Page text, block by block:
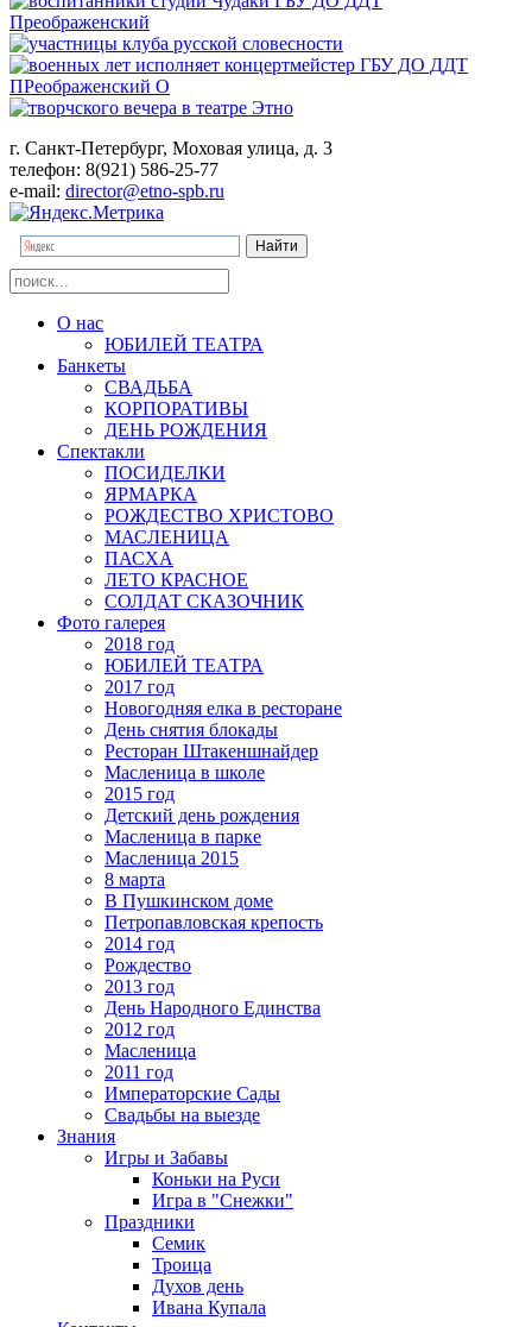
г. Санкт-Петербург, Моховая улица, д. 3
телефон: 8(921) 586-25-77
e-mail: director@etno-spb.ru
О нас
ЮБИЛЕЙ ТЕАТРА
Банкеты
СВАДЬБА
КОРПОРАТИВЫ
ДЕНЬ РОЖДЕНИЯ
Спектакли
ПОСИДЕЛКИ
ЯРМАРКА
РОЖДЕСТВО ХРИСТОВО
МАСЛЕНИЦА
ПАСХА
ЛЕТО КРАСНОЕ
СОЛДАТ СКАЗОЧНИК
Фото галерея
2018 год
ЮБИЛЕЙ ТЕАТРА
2017 год
Новогодняя елка в ресторане
День снятия блокады
Ресторан Штакеншнайдер
Масленица в школе
2015 год
Детский день рождения
Масленица в парке
Масленица 2015
8 марта
В Пушкинском доме
Петропавловская крепость
2014 год
Рождество
2013 год
День Народного Единства
2012 год
Масленица
2011 год
Императорские Сады
Свадьбы на выезде
Знания
Игры и Забавы
Коньки на Руси
Игра в "Снежки"
Праздники
Семик
Троица
Духов день
Ивана Купала